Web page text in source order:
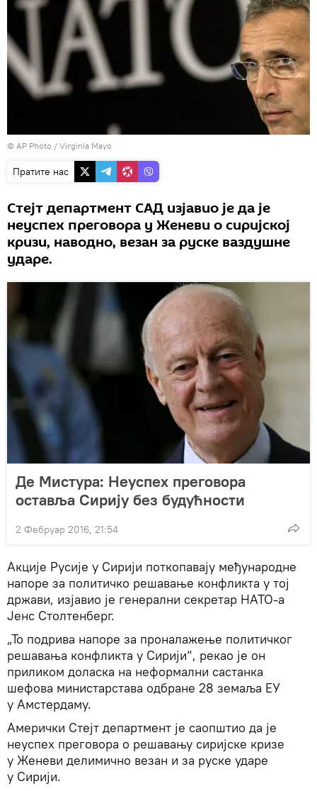
© AP Photo / Virginia Mayo
Пратите нас
Стејт департмент САД изјавио је да је
неуспех преговора у Женеви о сиријској
кризи, наводно, везан за руске ваздушне
ударе.
Де Мистура: Неуспех преговора
оставља Сирију без будућности
2 Фебруар 2016, 21:54
Акције Русије у Сирији поткопавају међународне
напоре за политичко решавање конфликта у тој
држави, изјавио је генерални секретар НАТО-а
Јенс Столтенберг.
„То подрива напоре за проналажење политичког
решавања конфликта у Сирији“, рекао је он
приликом доласка на неформални састанка
шефова министарстава одбране 28 земаља ЕУ
у Амстердаму.
Амерички Стејт департмент је саопштио да је
неуспех преговора о решавању сиријске кризе
у Женеви делимично везан и за руске ударе
у Сирији.